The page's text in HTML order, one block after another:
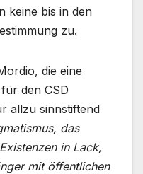
keine bis in den
zu.
die eine
den CSD
allzu sinnstiftend
das
in Lack,
mit öffentlichen